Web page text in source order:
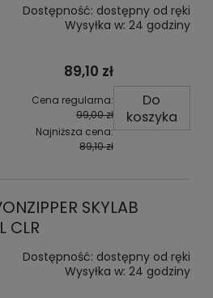
Dostępność: dostępny od ręki
Wysyłka w: 24 godziny
89,10 zł
Cena regularna:
99,00 zł
Najniższa cena:
89,10 zł
Do
koszyka
SKYLAB
CLR
Dostępność: dostępny od ręki
Wysyłka w: 24 godziny